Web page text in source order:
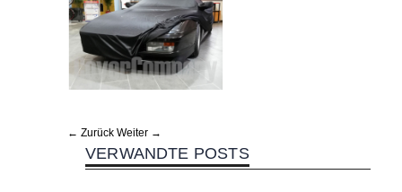
← Zurück Weiter →
VERWANDTE POSTS